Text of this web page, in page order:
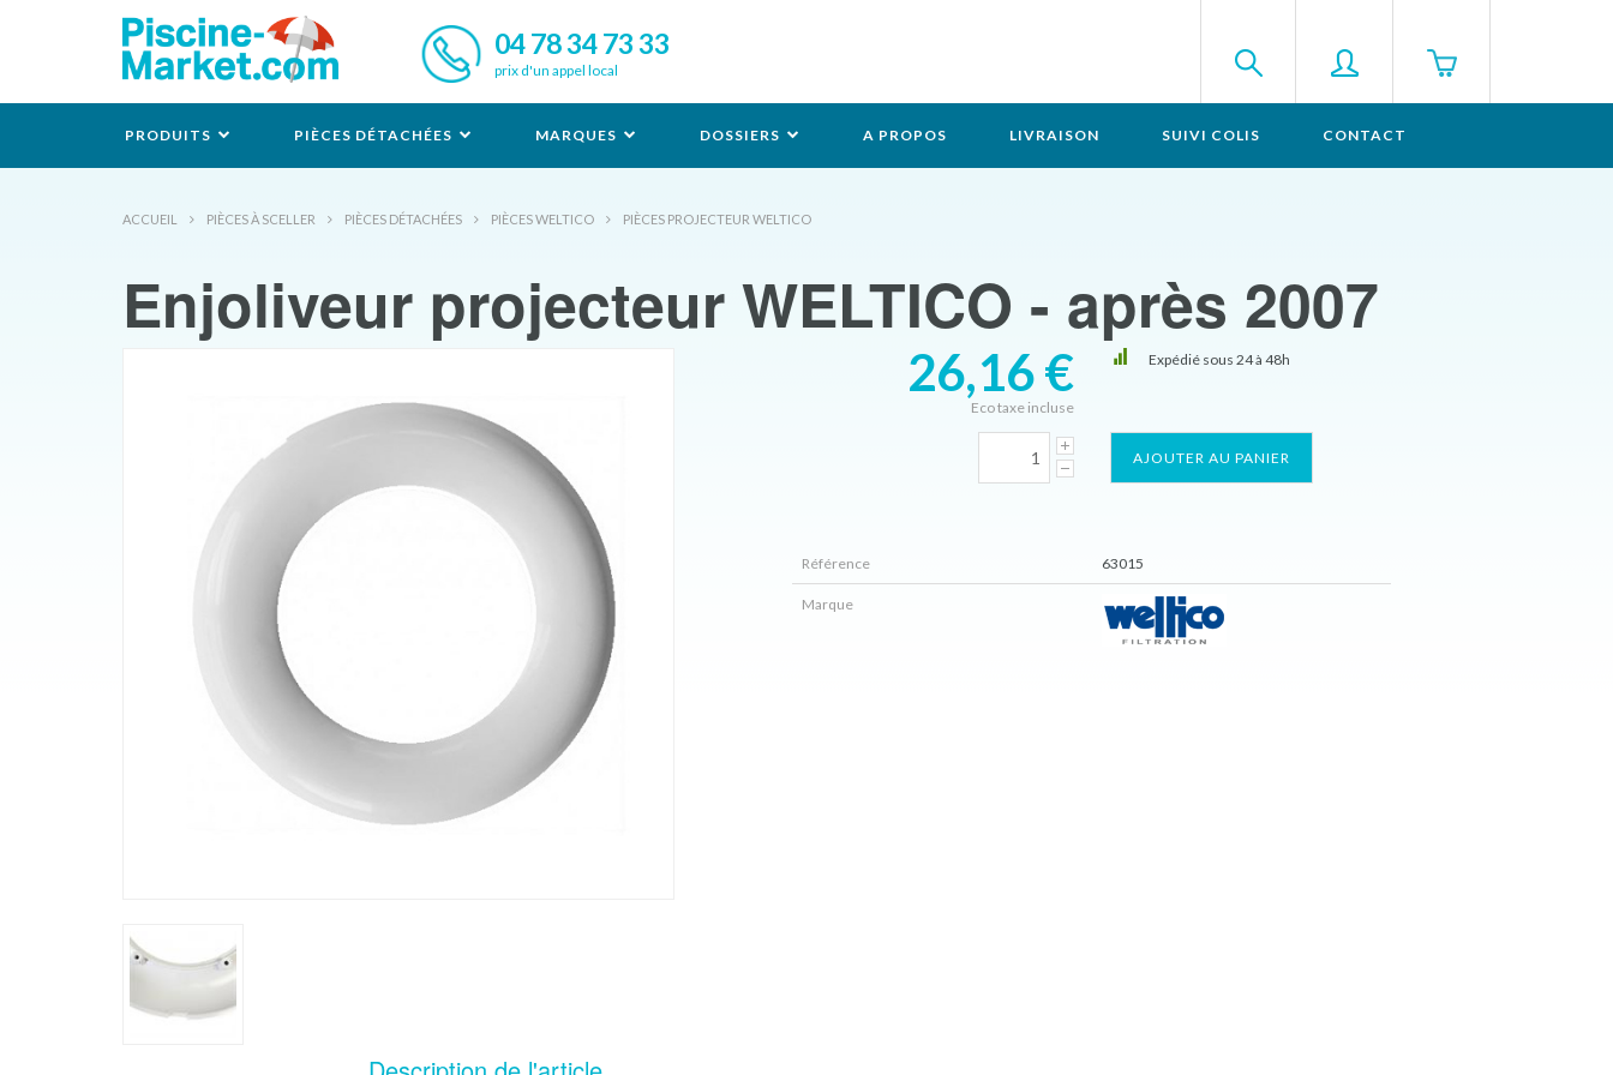
04 78 34 73 33
prix d'un appel local
PRODUITS PIÈCES DÉTACHÉES MARQUES DOSSIERS A PROPOS LIVRAISON SUIVI COLIS CONTACT
ACCUEIL PIÈCES À SCELLER PIÈCES DÉTACHÉES PIÈCES WELTICO PIÈCES PROJECTEUR WELTICO
Enjoliveur projecteur WELTICO - après 2007
26,16 €
Eco taxe incluse
Expédié sous 24 à 48h
Référence 63015
Marque